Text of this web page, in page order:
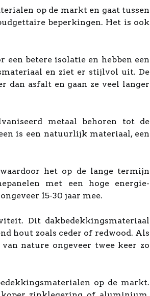
op de markt en gaat tussen
beperkingen. Het is ook
een betere isolatie en hebben een
en ziet er stijlvol uit. De
dan asfalt en gaan ze veel langer
metaal behoren tot de
is een natuurlijk materiaal, een
het op de lange termijn
met een hoge energie-
15-30 jaar mee.
Dit dakbedekkingsmateriaal
hout zoals ceder of redwood. Als
nature ongeveer twee keer zo
op de markt.